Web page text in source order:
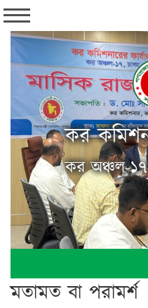
কর
কর অঞ্চল-
মতামত বা পরামর্শ